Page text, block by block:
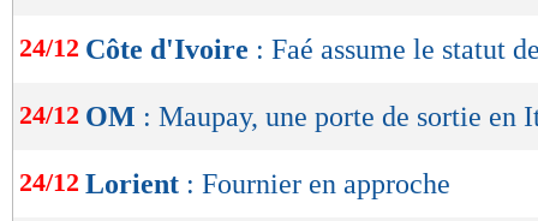
24/12 Côte d'Ivoire : Faé assume le statut
24/12 OM : Maupay, une porte de sortie en
24/12 Lorient : Fournier en approche